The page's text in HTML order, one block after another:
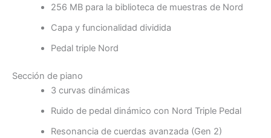
256 MB para la biblioteca de muestras de Nord
Capa y funcionalidad dividida
Pedal triple Nord
Sección de piano
3 curvas dinámicas
Ruido de pedal dinámico con Nord Triple Pedal
Resonancia de cuerdas avanzada (Gen 2)